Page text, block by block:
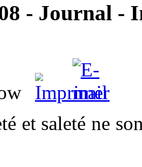
- Journal -
et saleté ne